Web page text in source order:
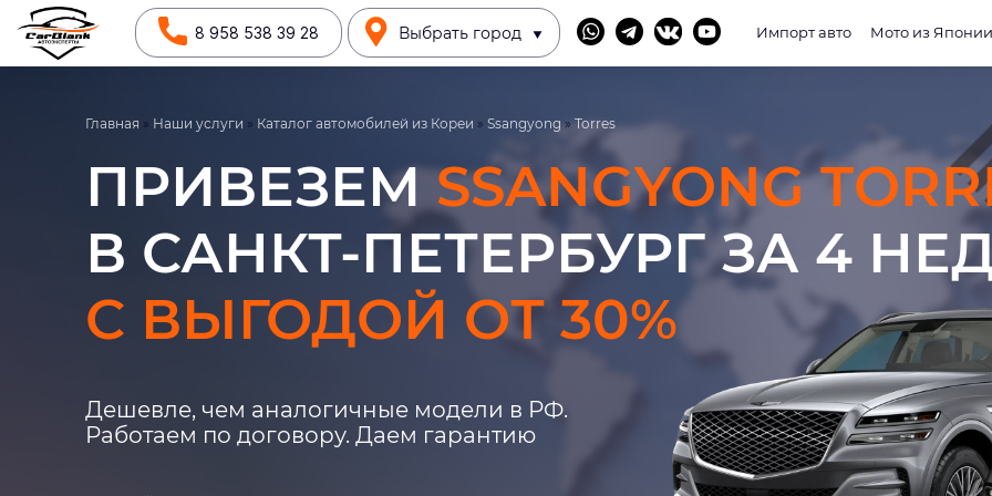
8 958 538 39 28 Выбрать город Импорт авто Мото из Японии
Главная » Наши услуги » Каталог автомобилей из Кореи » Ssangyong » Torres
ПРИВЕЗЕМSSANGYONG
В САНКТ-ПЕТЕРБУРГ ЗА 4
С ВЫГОДОЙ ОТ 30%
Дешевле, чем аналогичные модели в РФ.
Работаем по договору. Даем гарантию